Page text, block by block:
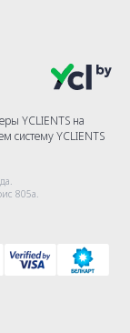
YCLIENTS на
систему YCLIENTS
805а.